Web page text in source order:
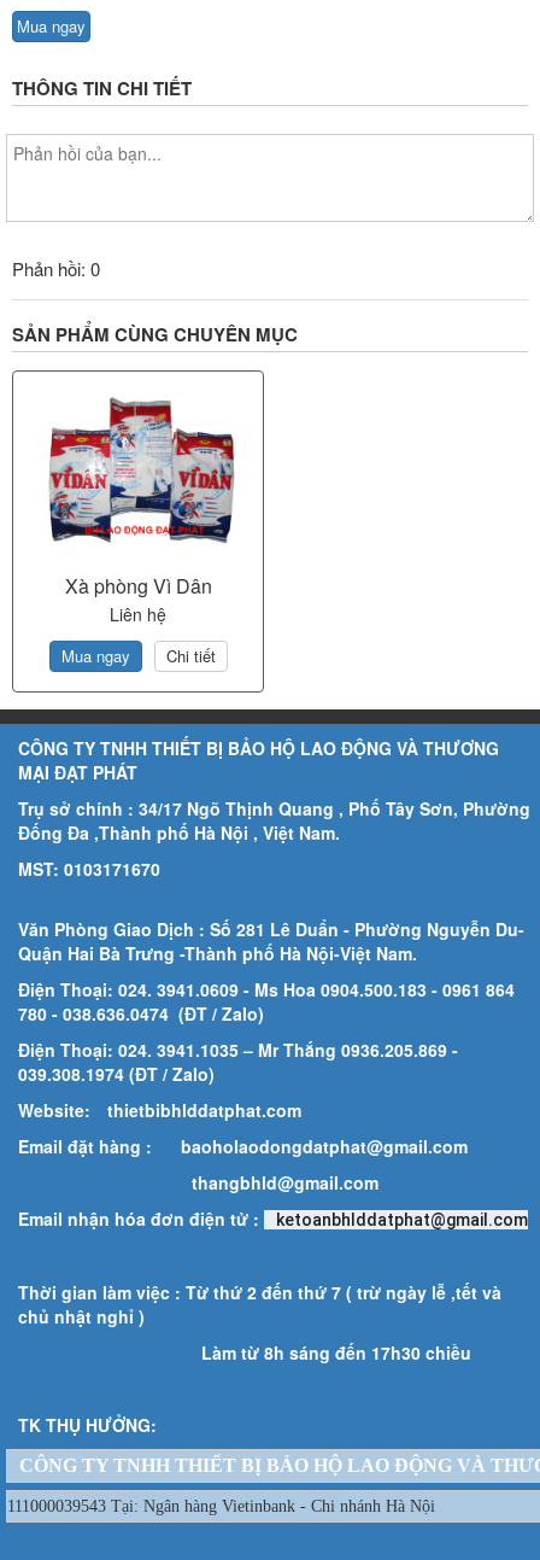
Mua ngay
THÔNG TIN CHI TIẾT
Phản hồi: 0
SẢN PHẨM CÙNG CHUYÊN MỤC
Xà phòng Vì Dân
Liên hệ
Mua ngay Chi tiết
CÔNG TY TNHH THIẾT BỊ BẢO HỘ LAO ĐỘNG VÀ THƯƠNG
MẠI ĐẠT PHÁT
Trụ sở chính : 34/17 Ngõ Thịnh Quang , Phố Tây Sơn, Phường
Đống Đa ,Thành phố Hà Nội , Việt Nam.
MST: 0103171670
Văn Phòng Giao Dịch : Số 281 Lê Duẩn - Phường Nguyễn Du-
Quận Hai Bà Trưng -Thành phố Hà Nội-Việt Nam.
Điện Thoại: 024. 3941.0609 - Ms Hoa 0904.500.183 - 0961 864
780 - 038.636.0474 (ĐT / Zalo)
Điện Thoại: 024. 3941.1035 – Mr Thắng 0936.205.869 -
039.308.1974 (ĐT / Zalo)
Website:
thietbibhlddatphat.com
Email đặt hàng : baoholaodongdatphat@gmail.com
thangbhld@gmail.com
Email nhận hóa đơn điện tử :
ketoanbhlddatphat@gmail.com
Thời gian làm việc : Từ thứ 2 đến thứ 7 ( trừ ngày lễ ,tết và
chủ nhật nghỉ )
Làm từ 8h sáng đến 17h30 chiều
TK THỤ HƯỞNG:
CÔNG TY TNHH THIẾT BỊ BẢO HỘ LAO ĐỘNG VÀ
111000039543 Tại: Ngân hàng Vietinbank - Chi nhánh Hà Nội